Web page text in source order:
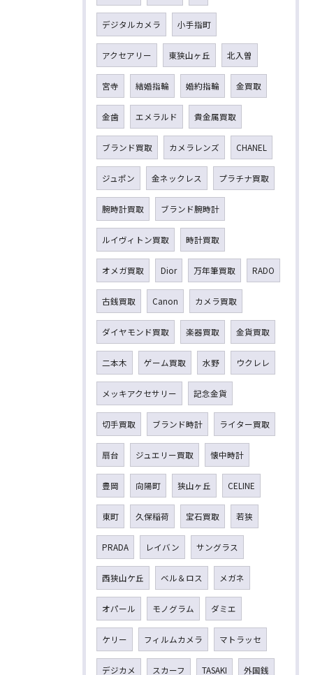
デジタルカメラ 小手指町
アクセアリー 東狭山ヶ丘 北入曽
宮寺 結婚指輪 婚約指輪 金買取
金歯 エメラルド 貴金属買取
ブランド買取 カメラレンズ CHANEL
ジュポン 金ネックレス プラチナ買取
腕時計買取 ブランド腕時計
ルイヴィトン買取 時計買取
オメガ買取 Dior 万年筆買取 RADO
古銭買取 Canon カメラ買取
ダイヤモンド買取 楽器買取 金貨買取
二本木 ゲーム買取 水野 ウクレレ
メッキアクセサリー 記念金貨
切手買取 ブランド時計 ライター買取
扇台 ジュエリー買取 懐中時計
豊岡 向陽町 狭山ヶ丘 CELINE
東町 久保稲荷 宝石買取 若狭
PRADA レイバン サングラス
西狭山ケ丘 ベル＆ロス メガネ
オパール モノグラム ダミエ
ケリー フィルムカメラ マトラッセ
デジカメ スカーフ TASAKI 外国銭